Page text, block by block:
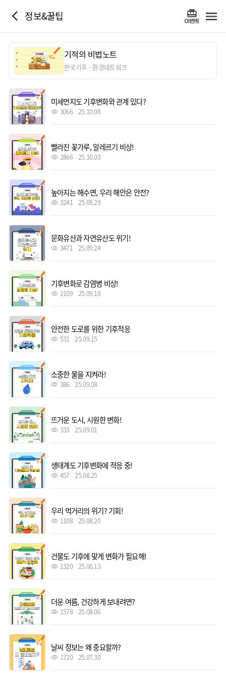
정보&꿀팁
기적의 비법노트
한국기후ㆍ환경네트워크
미세먼지도 기후변화와 관계 있다?
3066 25.10.08
빨라진 꽃가루, 알레르기 비상!
2866 25.10.03
높아지는 해수면, 우리 해안은 안전?
3241 25.09.29
문화유산과 자연유산도 위기!
3471 25.09.24
기후변화로 감염병 비상!
2109 25.09.18
안전한 도로를 위한 기후적응
531 25.09.15
소중한 물을 지켜라!
386 25.09.08
뜨거운 도시, 시원한 변화!
333 25.09.01
생태계도 기후변화에 적응 중!
457 25.08.25
우리 먹거리의 위기? 기회!
1108 25.08.20
건물도 기후에 맞게 변화가 필요해!
1320 25.08.13
더운 여름, 건강하게 보내려면?
1578 25.08.06
날씨 정보는 왜 중요할까?
1720 25.07.30